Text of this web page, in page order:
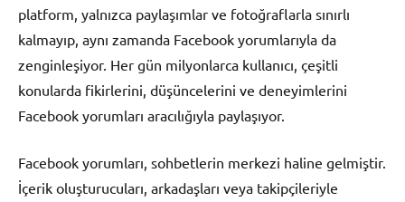
platform, yalnızca paylaşımlar ve fotoğraflarla sınırlı
kalmayıp, aynı zamanda Facebook yorumlarıyla da
zenginleşiyor. Her gün milyonlarca kullanıcı, çeşitli
konularda fikirlerini, düşüncelerini ve deneyimlerini
Facebook yorumları aracılığıyla paylaşıyor.
Facebook yorumları, sohbetlerin merkezi haline gelmiştir.
İçerik oluşturucuları, arkadaşları veya takipçileriyle